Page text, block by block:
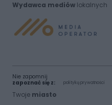
Wydawca mediówlokalnych
Nie zapomnij
zapoznać się z:
polityką prywatności
Twoje miasto